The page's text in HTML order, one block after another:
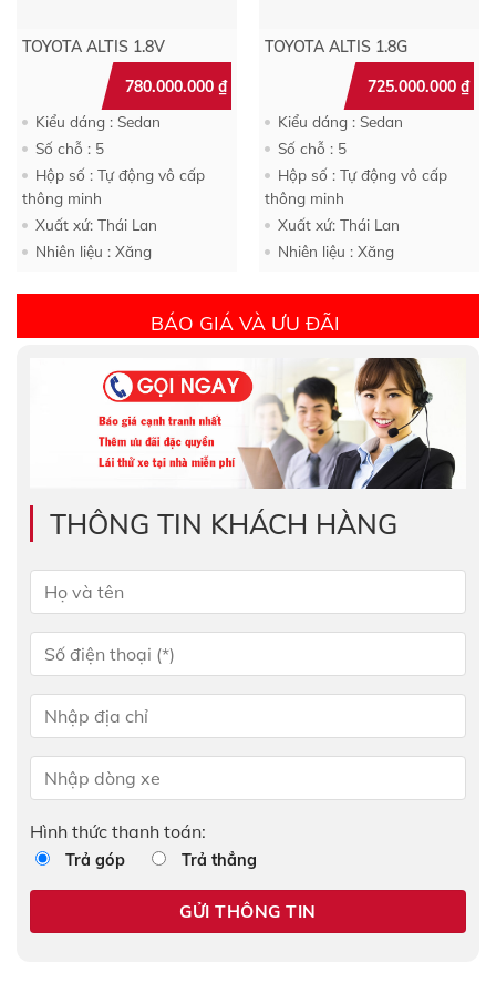
TOYOTA ALTIS 1.8V
780.000.000₫
Kiểu dáng : Sedan
Số chỗ : 5
Hộp số : Tự động vô cấp
thông minh
Xuất xứ: Thái Lan
Nhiên liệu : Xăng
TOYOTA ALTIS 1.8G
725.000.000₫
Kiểu dáng : Sedan
Số chỗ : 5
Hộp số : Tự động vô cấp
thông minh
Xuất xứ: Thái Lan
Nhiên liệu : Xăng
BÁO GIÁ VÀ ƯU ĐÃI
THÔNG TIN KHÁCH HÀNG
Hình thức thanh toán:
Trả góp Trả thẳng